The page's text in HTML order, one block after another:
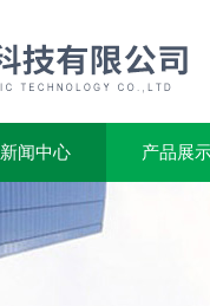
新闻中心 产品展